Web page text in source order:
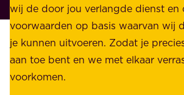
i
v
é
.
j
d
r
a
g
wij de door jou verlangde dienst en
voorwaarden op basis waarvan wij
je kunnen uitvoeren. Zodat je
aan toe bent en we met elkaar
voorkomen.